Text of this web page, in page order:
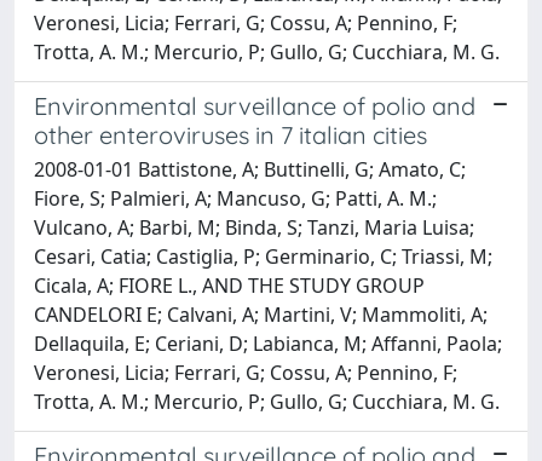
Veronesi, Licia; Ferrari, G; Cossu, A; Pennino, F;
Trotta, A. M.; Mercurio, P; Gullo, G; Cucchiara, M. G.
Environmental surveillance of polio and
other enteroviruses in 7 italian cities
2008-01-01 Battistone, A; Buttinelli, G; Amato, C;
Fiore, S; Palmieri, A; Mancuso, G; Patti, A. M.;
Vulcano, A; Barbi, M; Binda, S; Tanzi, Maria Luisa;
Cesari, Catia; Castiglia, P; Germinario, C; Triassi, M;
Cicala, A; FIORE L., AND THE STUDY GROUP
CANDELORI E; Calvani, A; Martini, V; Mammoliti, A;
Dellaquila, E; Ceriani, D; Labianca, M; Affanni, Paola;
Veronesi, Licia; Ferrari, G; Cossu, A; Pennino, F;
Trotta, A. M.; Mercurio, P; Gullo, G; Cucchiara, M. G.